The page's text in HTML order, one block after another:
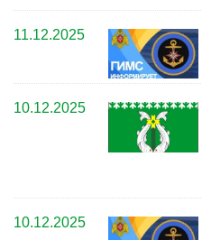
11.12.2025
10.12.2025
10.12.2025